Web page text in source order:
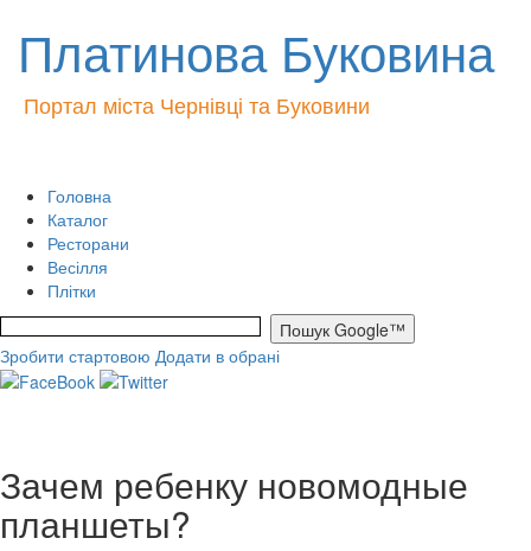
Платинова Буковина
Портал міста Чернівці та Буковини
Головна
Каталог
Ресторани
Весілля
Плітки
Зробити стартовою Додати в обрані
Зачем ребенку новомодные
планшеты?